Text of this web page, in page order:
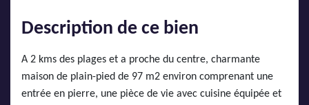
Description de ce bien
A 2 kms des plages et a proche du centre, charmante
maison de plain-pied de 97 m2 environ comprenant une
entrée en pierre, une pièce de vie avec cuisine équipée et